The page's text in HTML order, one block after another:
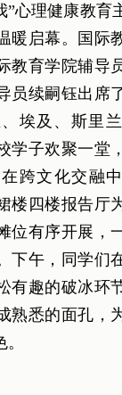
”心理健康教育
暖启幕。国际
教育学院辅导
员续嗣钰出席
埃及、斯里
学子欢聚一堂
跨文化交融
楼四楼报告厅
位有序开展，
下午，同学们
有趣的破冰环
熟悉的面孔，